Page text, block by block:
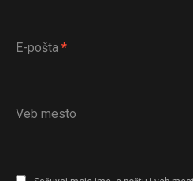
E-pošta *
Veb mesto